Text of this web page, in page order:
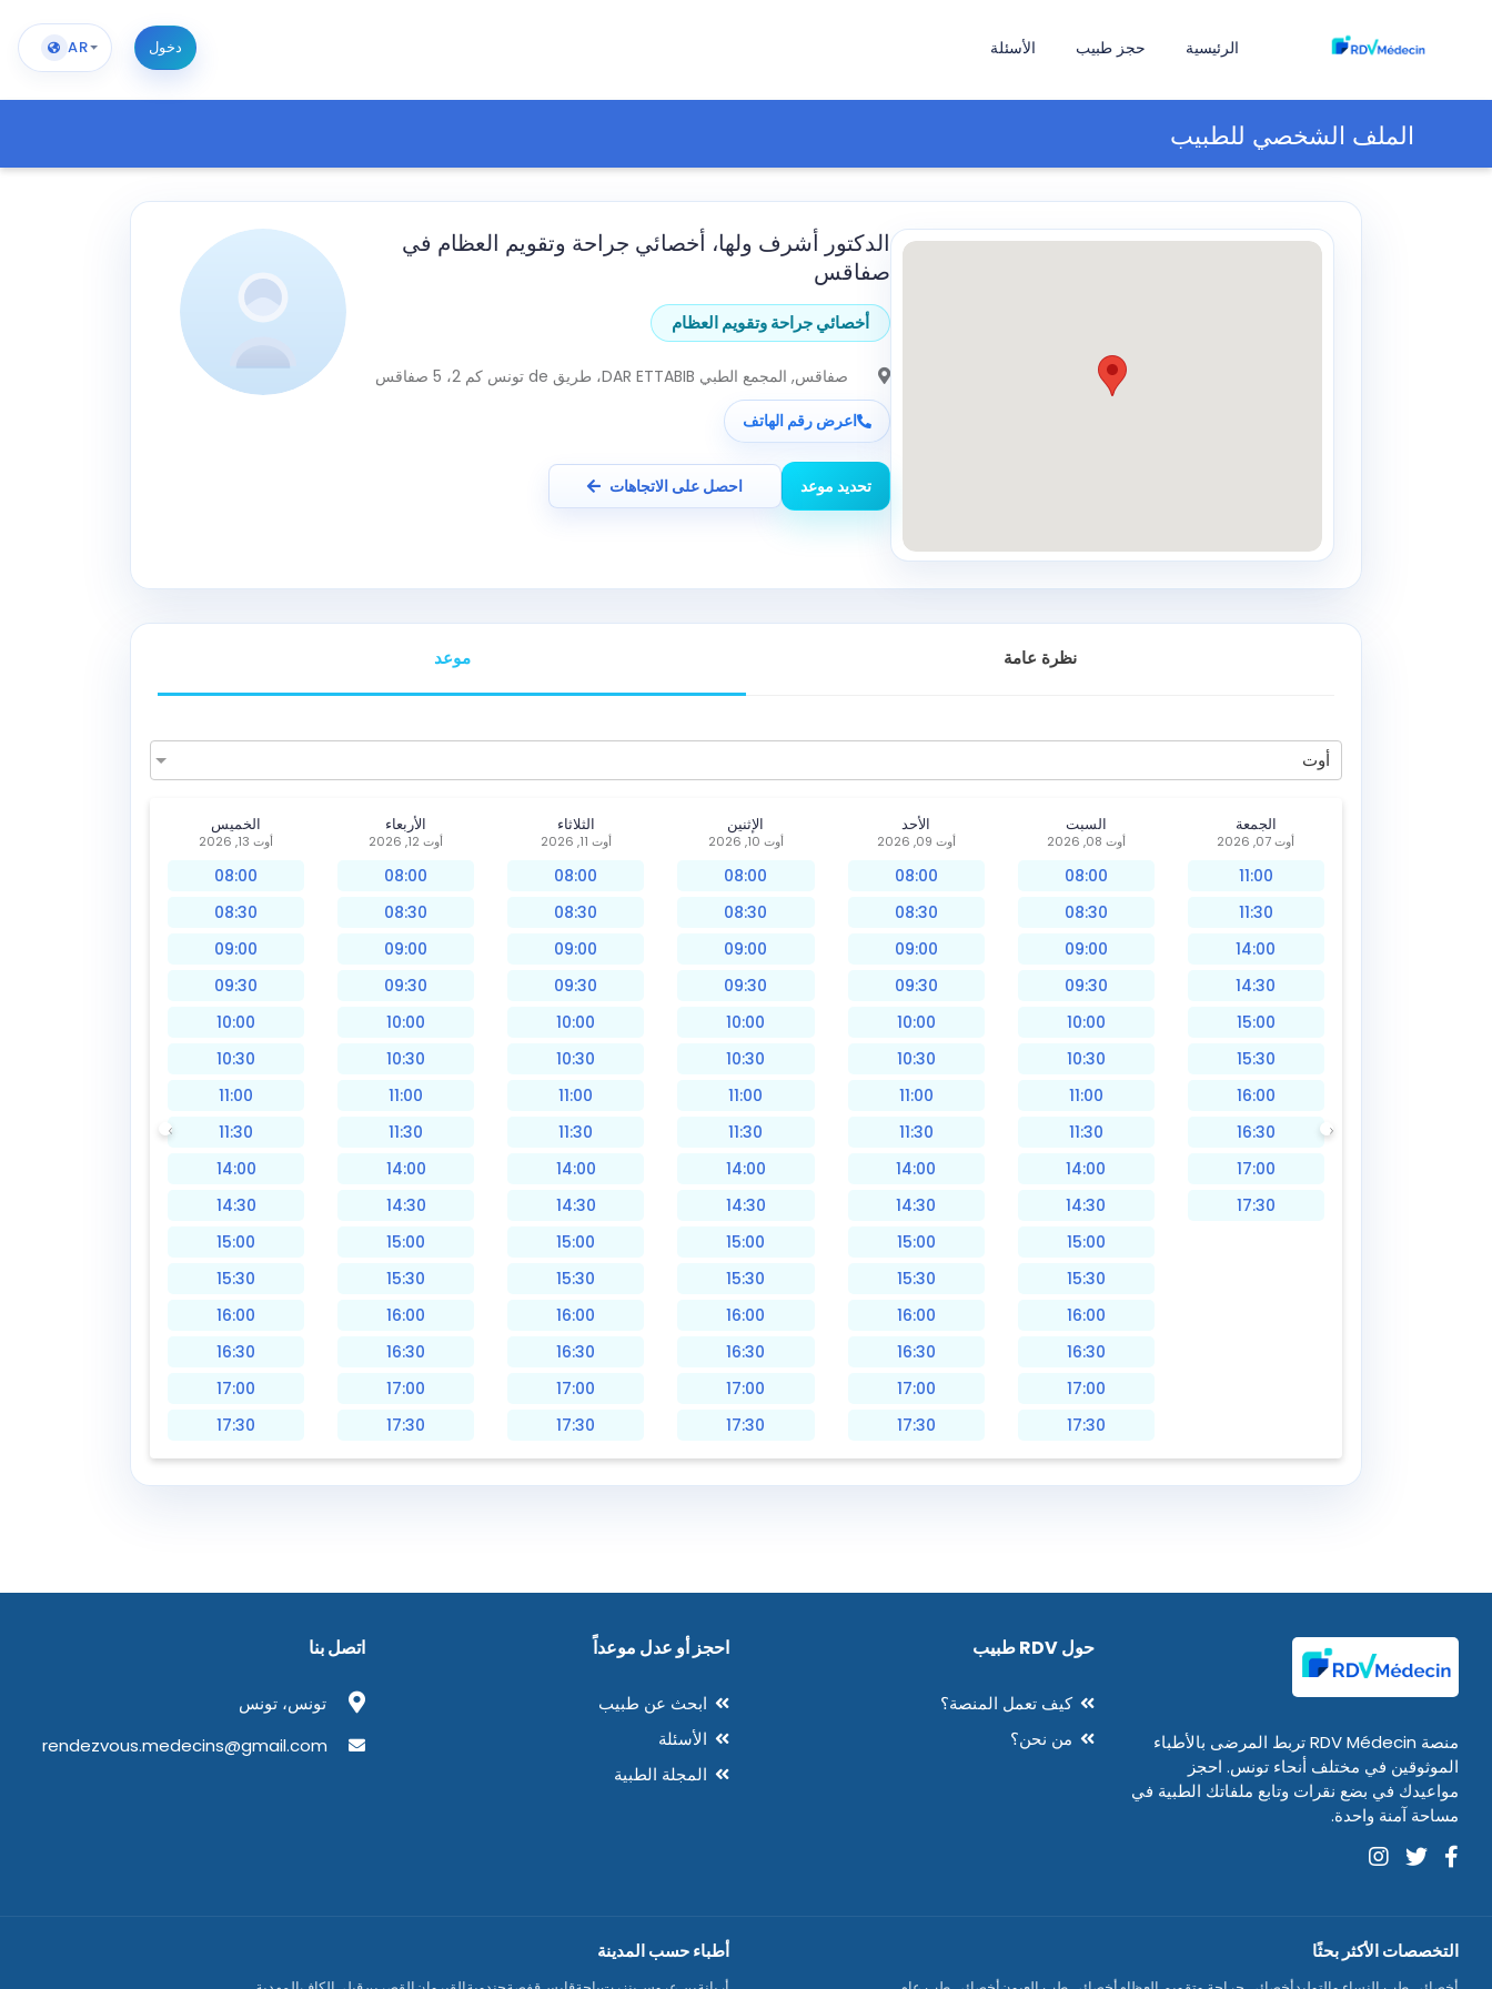
الرئيسية حجز طبيب الأسئلة دخول AR
الملف الشخصي للطبيب
الدكتور أشرف ولها، أخصائي جراحة وتقويم العظام في
صفاقس
أخصائي جراحة وتقويم العظام
صفاقس, المجمع الطبي DAR ETTABIB، طريق de تونس كم 2، 5 صفاقس
اعرض رقم الهاتف
تحديد موعد احصل على الاتجاهات
نظرة عامة موعد
أوت
الخميس
أوت 13, 2026
08:00
08:30
09:00
09:30
10:00
10:30
11:00
11:30
14:00
14:30
15:00
15:30
16:00
16:30
17:00
17:30
الأربعاء
أوت 12, 2026
08:00
08:30
09:00
09:30
10:00
10:30
11:00
11:30
14:00
14:30
15:00
15:30
16:00
16:30
17:00
17:30
الثلاثاء
أوت 11, 2026
08:00
08:30
09:00
09:30
10:00
10:30
11:00
11:30
14:00
14:30
15:00
15:30
16:00
16:30
17:00
17:30
الإثنين
أوت 10, 2026
08:00
08:30
09:00
09:30
10:00
10:30
11:00
11:30
14:00
14:30
15:00
15:30
16:00
16:30
17:00
17:30
الأحد
أوت 09, 2026
08:00
08:30
09:00
09:30
10:00
10:30
11:00
11:30
14:00
14:30
15:00
15:30
16:00
16:30
17:00
17:30
السبت
أوت 08, 2026
08:00
08:30
09:00
09:30
10:00
10:30
11:00
11:30
14:00
14:30
15:00
15:30
16:00
16:30
17:00
17:30
الجمعة
أوت 07, 2026
11:00
11:30
14:00
14:30
15:00
15:30
16:00
16:30
17:00
17:30
منصة RDV Médecin تربط المرضى بالأطباء
الموثوقين في مختلف أنحاء تونس. احجز
مواعيدك في بضع نقرات وتابع ملفاتك الطبية في
مساحة آمنة واحدة.
حول RDV طبيب
كيف تعمل المنصة؟
من نحن؟
احجز أو عدل موعداً
ابحث عن طبيب
الأسئلة
المجلة الطبية
اتصل بنا
تونس، تونس
التخصصات الأكثر بحثًا أطباء حسب المدينة